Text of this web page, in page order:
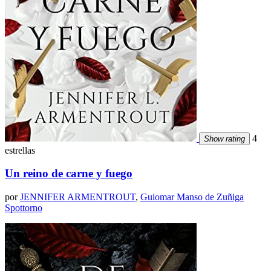
Show rating
4
estrellas
Un reino de carne y fuego
porJENNIFER ARMENTROUT, Guiomar Manso de Zuñiga
Spottorno